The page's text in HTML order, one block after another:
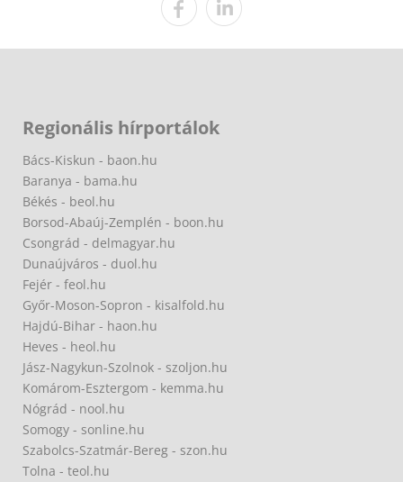
Regionális hírportálok
Bács-Kiskun - baon.hu
Baranya - bama.hu
Békés - beol.hu
Borsod-Abaúj-Zemplén - boon.hu
Csongrád - delmagyar.hu
Dunaújváros - duol.hu
Fejér - feol.hu
Győr-Moson-Sopron - kisalfold.hu
Hajdú-Bihar - haon.hu
Heves - heol.hu
Jász-Nagykun-Szolnok - szoljon.hu
Komárom-Esztergom - kemma.hu
Nógrád - nool.hu
Somogy - sonline.hu
Szabolcs-Szatmár-Bereg - szon.hu
Tolna - teol.hu